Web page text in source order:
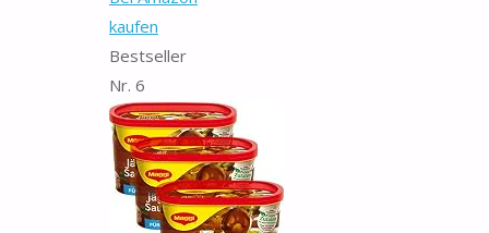
kaufen
Bestseller
Nr. 6